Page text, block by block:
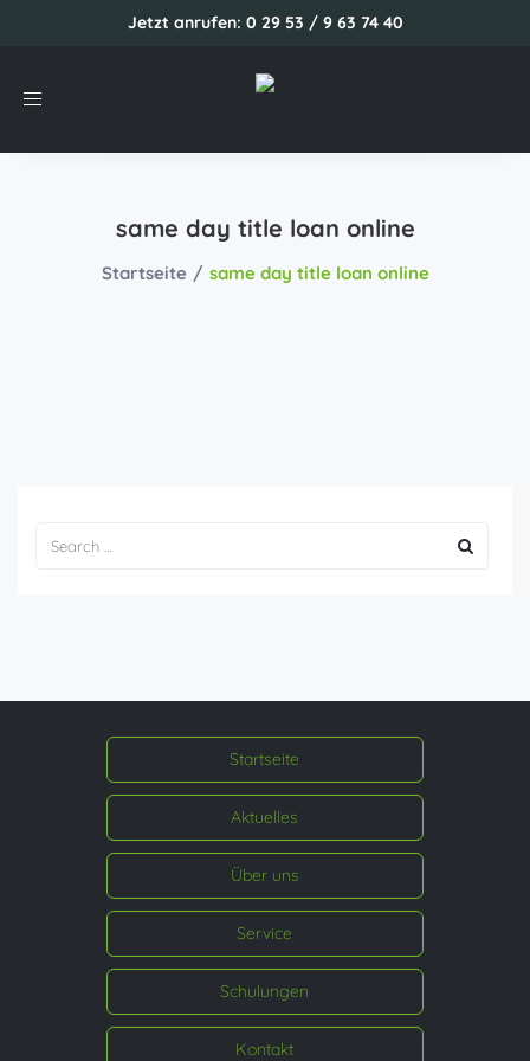
Jetzt anrufen: 0 29 53 / 9 63 74 40
Toggle
same day title loan online
Startseite same day title loan online
Startseite
Aktuelles
Über uns
Service
Schulungen
Kontakt